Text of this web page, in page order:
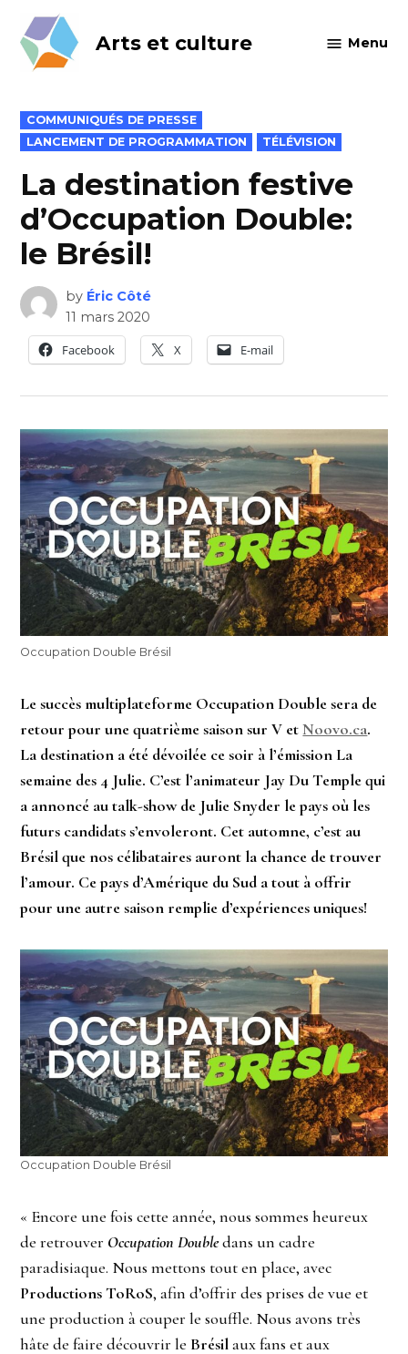
content
Arts et culture Menu
POSTED
IN
COMMUNIQUÉS DE PRESSE
LANCEMENT DE PROGRAMMATION
TÉLÉVISION
La destination festive
d’Occupation Double:
le Brésil!
by Éric Côté
11 mars 2020
Facebook
X E-mail
Occupation Double Brésil
Le succès multiplateforme Occupation Double sera de
retour pour une quatrième saison sur V etNoovo.ca.
La destination a été dévoilée ce soir à l’émission La
semaine des 4 Julie. C’est l’animateur Jay Du Temple qui
a annoncé au talk-show de Julie Snyder le pays où les
futurs candidats s’envoleront. Cet automne, c’est au
Brésil que nos célibataires auront la chance de trouver
l’amour. Ce pays d’Amérique du Sud a tout à offrir
pour une autre saison remplie d’expériences uniques!
Occupation Double Brésil
« Encore une fois cette année, nous sommes heureux
de retrouver Occupation Doubledans un cadre
paradisiaque. Nous mettons tout en place, avec
Productions ToRoS, afin d’offrir des prises de vue et
une production à couper le souffle. Nous avons très
hâte de faire découvrir le Brésilaux fans et aux